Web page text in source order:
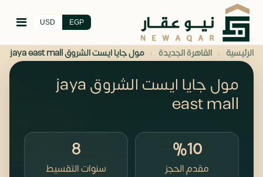
EGP
USD
الرئيسية › القاهرة الجديدة › مول جايا ايست الشروق jaya east mall
مول جايا ايست الشروق jaya
east mall
%10
مقدم الحجز
8
سنوات التقسيط